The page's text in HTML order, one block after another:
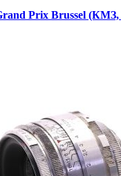
Prix Brussel (КМЗ,